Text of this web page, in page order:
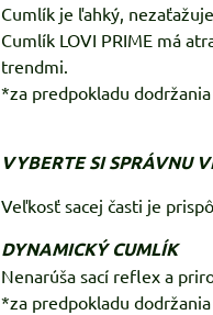
Cumlík je ľahký,
Cumlík LOVI PRIME má
trendmi.
*za predpokladu
VYBERTE SI SPRÁVNU
Veľkosť sacej časti je
DYNAMICKÝ CUMLÍK
Nenarúša sací reflex a
*za predpokladu